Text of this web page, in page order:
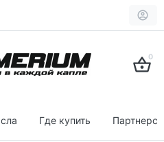
0
Где купить